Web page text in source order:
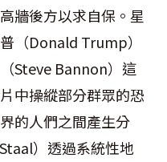
牆後方以求自保。星
（Donald Trump）
Steve Bannon）這
中操縱部分群眾的恐
的人們之間產生分
）透過系統性地